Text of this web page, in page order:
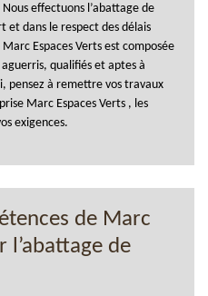
effectuons l’abattage de
et dans le respect des délais
Espaces Verts est composée
qualifiés et aptes à
pensez à remettre vos travaux
Marc Espaces Verts , les
exigences.
de Marc
l’abattage de